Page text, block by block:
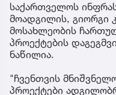
საქართველოს
მოადგილის, გიორგი
მოსახლეობის
პროექტების
ნაწილია.
"ჩვენთვის
პროექტები